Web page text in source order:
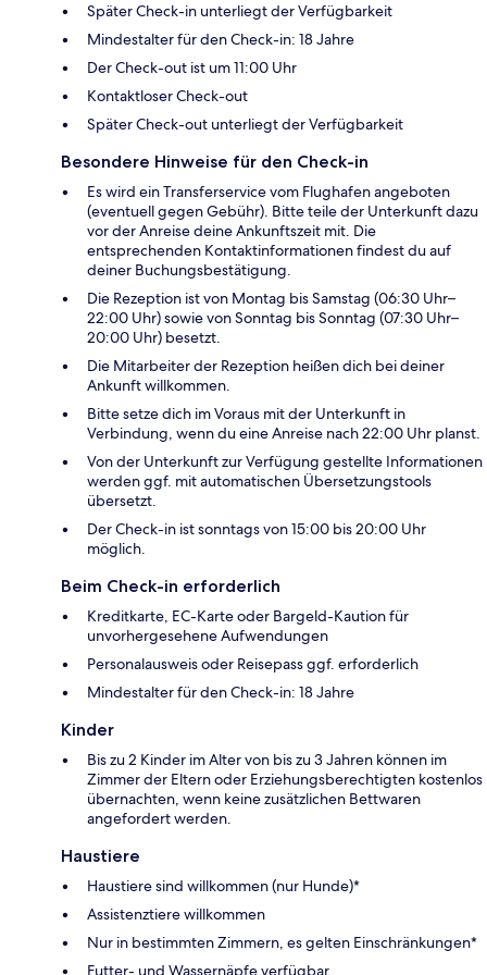
Später Check-in unterliegt der Verfügbarkeit
Mindestalter für den Check-in: 18 Jahre
Der Check-out ist um 11:00 Uhr
Kontaktloser Check-out
Später Check-out unterliegt der Verfügbarkeit
Besondere Hinweise für den Check-in
Es wird ein Transferservice vom Flughafen angeboten
(eventuell gegen Gebühr). Bitte teile der Unterkunft dazu
vor der Anreise deine Ankunftszeit mit. Die
entsprechenden Kontaktinformationen findest du auf
deiner Buchungsbestätigung.
Die Rezeption ist von Montag bis Samstag (06:30 Uhr–
22:00 Uhr) sowie von Sonntag bis Sonntag (07:30 Uhr–
20:00 Uhr) besetzt.
Die Mitarbeiter der Rezeption heißen dich bei deiner
Ankunft willkommen.
Bitte setze dich im Voraus mit der Unterkunft in
Verbindung, wenn du eine Anreise nach 22:00 Uhr planst.
Von der Unterkunft zur Verfügung gestellte Informationen
werden ggf. mit automatischen Übersetzungstools
übersetzt.
Der Check-in ist sonntags von 15:00 bis 20:00 Uhr
möglich.
Beim Check-in erforderlich
Kreditkarte, EC-Karte oder Bargeld-Kaution für
unvorhergesehene Aufwendungen
Personalausweis oder Reisepass ggf. erforderlich
Mindestalter für den Check-in: 18 Jahre
Kinder
Bis zu 2 Kinder im Alter von bis zu 3 Jahren können im
Zimmer der Eltern oder Erziehungsberechtigten kostenlos
übernachten, wenn keine zusätzlichen Bettwaren
angefordert werden.
Haustiere
Haustiere sind willkommen (nur Hunde)*
Assistenztiere willkommen
Nur in bestimmten Zimmern, es gelten Einschränkungen*
Futter- und Wassernäpfe verfügbar